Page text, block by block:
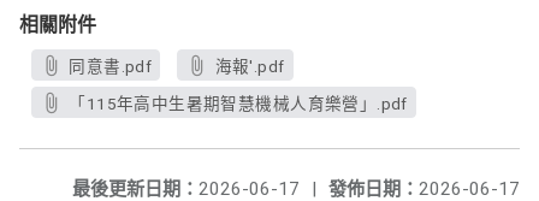
相關附件
同意書.pdf
海報'.pdf
「115年高中生暑期智慧機械人育樂營」.pdf
發佈日期： 2026-06-17
最後更新日期： 2026-06-17
|